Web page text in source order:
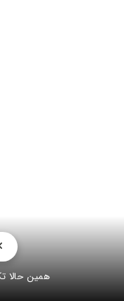
همین حالا